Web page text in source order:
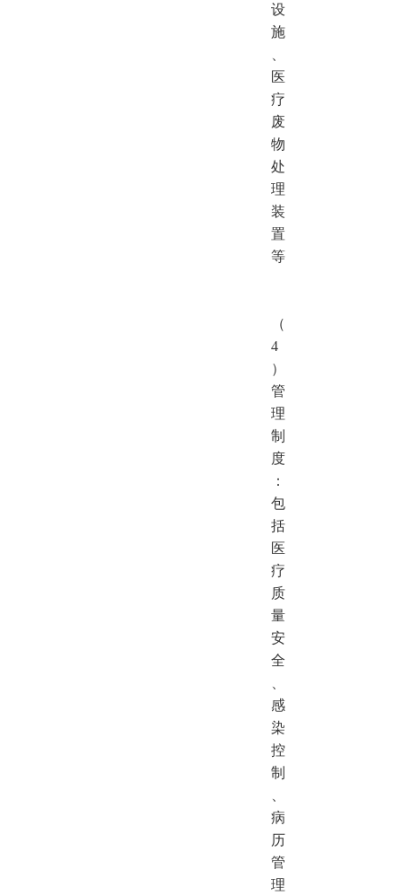
设
施
医
疗
废
物
处
理
装
置
等
（
4
）
管
理
制
度
：
包
括
医
疗
质
量
安
全
感
染
控
制
病
历
管
理